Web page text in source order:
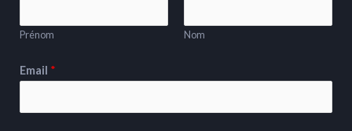
Prénom Nom
Email *